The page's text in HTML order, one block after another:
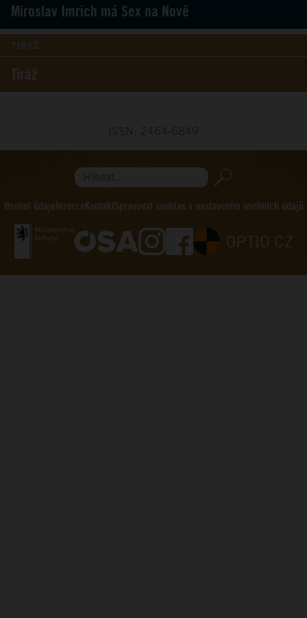
Miroslav Imrich má Sex na Nově
TIRÁŽ
Tiráž
Hledat...
Osobní údajeInzerceKontaktSpravovat souhlas s nastavením osobních údajů